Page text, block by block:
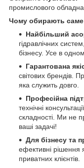
промислового
Чому обирають саме
Найбільший
гідравлічних
бізнесу. Усе в
Гарантована
світових брендів.
яка служить довго.
Професійна
технічні
складності. Ми не
ваші задачі!
Для бізнесу та
ефективні рішення
приватних клієнтів.